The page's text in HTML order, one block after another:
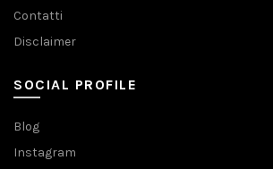
Contatti
Disclaimer
SOCIAL PROFILE
Blog
Instagram